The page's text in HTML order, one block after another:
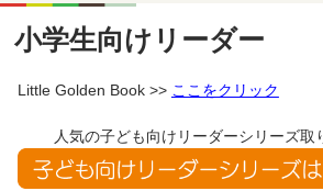
小学生向けリーダー
Little Golden Book >> ここをクリック
人気の子ども向けリーダーシリーズ取